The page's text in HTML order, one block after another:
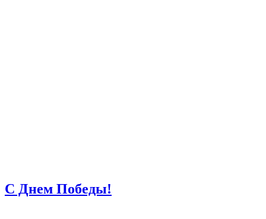
С Днем Победы!